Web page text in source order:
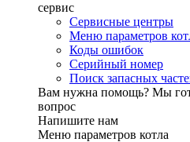
сервис
Сервисные центры
Меню параметров
Коды ошибок
Серийный номер
Поиск запасных
Вам нужна помощь? Мы
вопрос
Напишите нам
Меню параметров котла